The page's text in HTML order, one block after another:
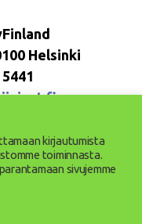
Helsinki
kirjautumista
toiminnasta.
sivujemme